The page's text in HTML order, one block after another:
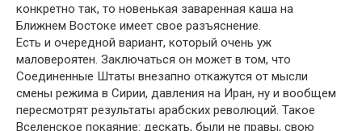
конкретно так, то новенькая заваренная каша на
Ближнем Востоке имеет свое разъяснение.
Есть и очередной вариант, который очень уж
маловероятен. Заключаться он может в том, что
Соединенные Штаты внезапно откажутся от мысли
смены режима в Сирии, давления на Иран, ну и вообщем
пересмотрят результаты арабских революций. Такое
Вселенское покаяние: дескать, были не правы, свою